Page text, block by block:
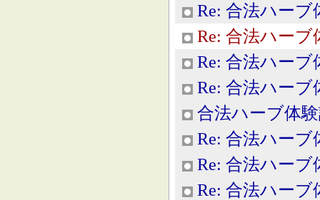
Re: 合法ハーブ
Re: 合法ハーブ
Re: 合法ハーブ
Re: 合法ハーブ
合法ハーブ体
Re: 合法ハーブ
Re: 合法ハーブ
Re: 合法ハーブ